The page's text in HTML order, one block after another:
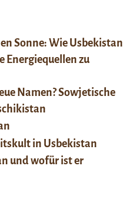
Sonne: Wie Usbekistan
Energiequellen zu
Namen? Sowjetische
in Usbekistan
und wofür ist er